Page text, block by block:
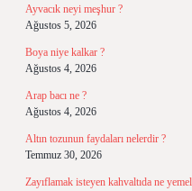
Ayvacık neyi meşhur ?
Ağustos 5, 2026
Boya niye kalkar ?
Ağustos 4, 2026
Arap bacı ne ?
Ağustos 4, 2026
Altın tozunun faydaları nelerdir ?
Temmuz 30, 2026
Zayıflamak isteyen kahvaltıda ne